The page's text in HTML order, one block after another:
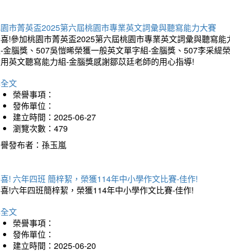
市菁英盃2025第六屆桃園市專業英文詞彙與聽寫能力大賽
!參加桃園市菁英盃2025第六屆桃園市專業英文詞彙與聽寫
金腦獎、507吳愷晞榮獲一般英文單字組-金腦獎、507李采緹
英文聽寫能力組-金腦獎感謝鄒苡廷老師的用心指導!
文
榮譽事項：
發佈單位：
建立時間：2025-06-27
瀏覽次數：479
發布者：孫玉嵐
! 六年四班 簡梓絜，榮獲114年中小學作文比賽-佳作!
!六年四班簡梓絜，榮獲114年中小學作文比賽-佳作!
文
榮譽事項：
發佈單位：
建立時間：2025-06-20